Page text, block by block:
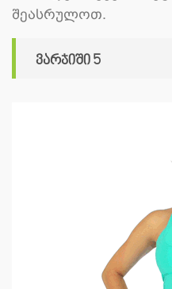
შეასრულოთ.
ვარჯიში 5